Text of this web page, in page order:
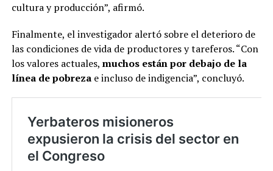
cultura y producción”, afirmó.
Finalmente, el investigador alertó sobre el deterioro de
las condiciones de vida de productores y tareferos. “Con
los valores actuales, muchos están por debajo de la
línea de pobrezae incluso de indigencia”, concluyó.